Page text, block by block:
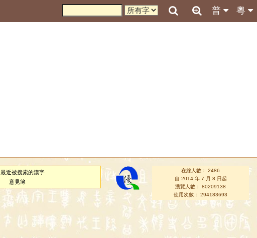
粵
普
最近被搜索的漢字
意見簿
在線人數： 2486
自 2014 年 7 月 8 日起
瀏覽人數： 80209138
使用次數： 294183693